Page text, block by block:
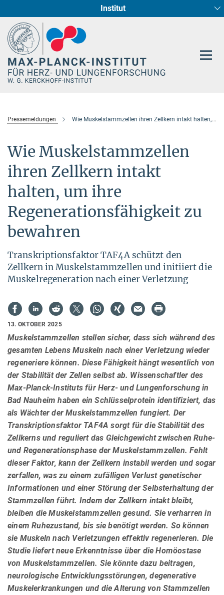
Institut
Entwicklung und Umbau des Herzens (Abt. I)
Pharmakologie (Abt. II)
Genetik der Entwicklung (Abt. III)
Cellular Resilience
Circadiane Rhythmik des Herzstoffwechsels
Neurokardiale Achse
Epigenetics
Pressemeldungen Wie Muskelstammzellen ihren Zellkern intakt halten, um ihre Regenerationsfähigkeit zu bewahren
Wie Muskelstammzellen
ihren Zellkern intakt
halten, um ihre
Regenerationsfähigkeit zu
bewahren
Transkriptionsfaktor TAF4A schützt den
Zellkern in Muskelstammzellen und initiiert die
Muskelregeneration nach einer Verletzung
13. OKTOBER 2025
Muskelstammzellen stellen sicher, dass sich während des
gesamten Lebens Muskeln nach einer Verletzung wieder
regeneriere können. Diese Fähigkeit hängt wesentlich von
der Stabilität der Zellen selbst ab. Wissenschaftler des
Max-Planck-Instituts für Herz- und Lungenforschung in
Bad Nauheim haben ein Schlüsselprotein identifiziert, das
als Wächter der Muskelstammzellen fungiert. Der
Transkriptionsfaktor TAF4A sorgt für die Stabilität des
Zellkerns und reguliert das Gleichgewicht zwischen Ruhe-
und Regenerationsphase der Muskelstammzellen. Fehlt
dieser Faktor, kann der Zellkern instabil werden und sogar
zerfallen, was zu einem zufälligen Verlust genetischer
Informationen und einer Störung der Selbsterhaltung der
Stammzellen führt. Indem der Zellkern intakt bleibt,
bleiben die Muskelstammzellen gesund. Sie verharren in
einem Ruhezustand, bis sie benötigt werden. So können
sie Muskeln nach Verletzungen effektiv regenerieren. Die
Studie liefert neue Erkenntnisse über die Homöostase
von Muskelstammzellen. Sie könnte dazu beitragen,
neurologische Entwicklungsstörungen, degenerative
Muskelerkrankungen und die Alterung von Stammzellen